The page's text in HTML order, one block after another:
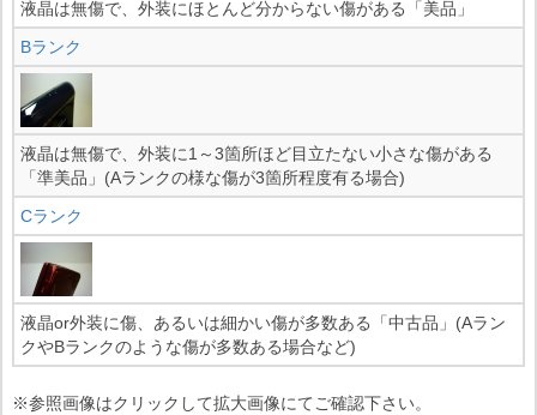
液晶は無傷で、外装にほとんど分からない傷がある「美品」
Bランク
液晶は無傷で、外装に1～3箇所ほど目立たない小さな傷がある
「準美品」(Aランクの様な傷が3箇所程度有る場合)
Cランク
液晶or外装に傷、あるいは細かい傷が多数ある「中古品」(Aラン
クやBランクのような傷が多数ある場合など)
※参照画像はクリックして拡大画像にてご確認下さい。